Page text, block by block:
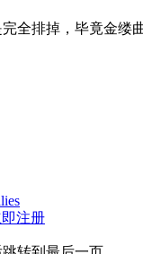
全排掉，毕竟金缕
注册